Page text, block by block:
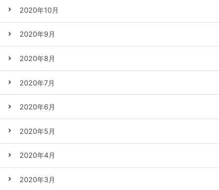
2020年10月
2020年9月
2020年8月
2020年7月
2020年6月
2020年5月
2020年4月
2020年3月